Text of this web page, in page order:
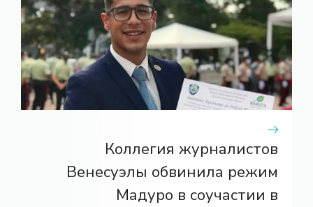
Коллегия журналистов
Венесуэлы обвинила режим
Мадуро в соучастии в